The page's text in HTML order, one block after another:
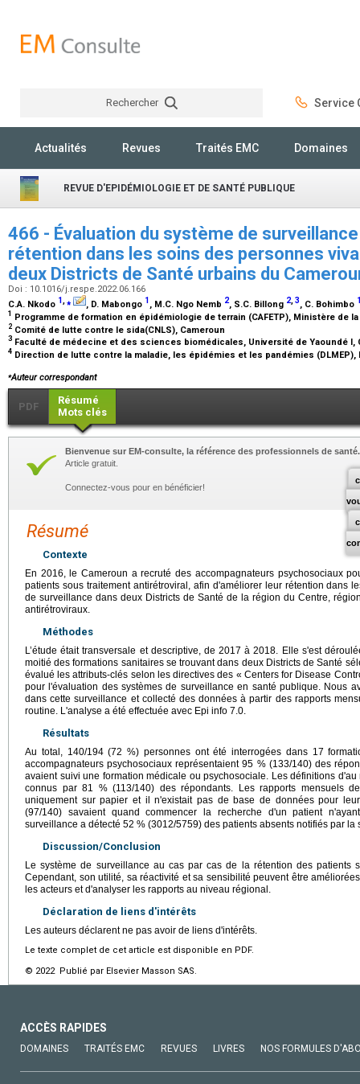
Rechercher Service
Actualités Revues Traités EMC Domaines
REVUE D'EPIDÉMIOLOGIE ET DE SANTÉ PUBLIQUE
466 - Évaluation du système de
rétention dans les soins des personnes
deux Districts de Santé urbains du
Doi : 10.1016/j.respe.2022.06.166
C.A. Nkodo 1,⁎ , D. Mabongo 1 , M.C. Ngo Nemb 2, S.C. Billong 2,3, C. Bohimbo
1 Programme de formation en épidémiologie de terrain (CAFETP), Ministère de
2 Comité de lutte contre le sida(CNLS), Cameroun
3 Faculté de médecine et des sciences biomédicales, Université de Yaoundé I,
4 Direction de lutte contre la maladie, les épidémies et les pandémies
⁎Auteur correspondant
PDF
Résumé
Mots clés
Bienvenue sur EM-consulte, la référence des professionnels de santé.
Article gratuit.
Connectez-vous pour en bénéficier!
Résumé
Contexte
En 2016, le Cameroun a recruté des accompagnateurs psychosociaux
patients sous traitement antirétroviral, afin d'améliorer leur rétention dans
de surveillance dans deux Districts de Santé de la région du Centre,
antirétroviraux.
Méthodes
L’étude était transversale et descriptive, de 2017 à 2018. Elle s'est
moitié des formations sanitaires se trouvant dans deux Districts de Santé
évalué les attributs-clés selon les directives des « Centers for Disease
pour l'évaluation des systèmes de surveillance en santé publique. Nous
dans cette surveillance et collecté des données à partir des rapports
routine. L'analyse a été effectuée avec Epi info 7.0.
Résultats
Au total, 140/194 (72 %) personnes ont été interrogées dans 17
accompagnateurs psychosociaux représentaient 95 % (133/140) des
avaient suivi une formation médicale ou psychosociale. Les définitions
connus par 81 % (113/140) des répondants. Les rapports mensuels
uniquement sur papier et il n'existait pas de base de données pour
(97/140) savaient quand commencer la recherche d'un patient
surveillance a détecté 52 % (3012/5759) des patients absents notifiés par la
Discussion/Conclusion
Le système de surveillance au cas par cas de la rétention des patients
Cependant, son utilité, sa réactivité et sa sensibilité peuvent être
les acteurs et d'analyser les rapports au niveau régional.
Déclaration de liens d'intérêts
Les auteurs déclarent ne pas avoir de liens d'intérêts.
Le texte complet de cet article est disponible en PDF.
© 2022 Publié par Elsevier Masson SAS.
ACCÈS RAPIDES
DOMAINES TRAITÉS EMC REVUES LIVRES NOS FORMULES